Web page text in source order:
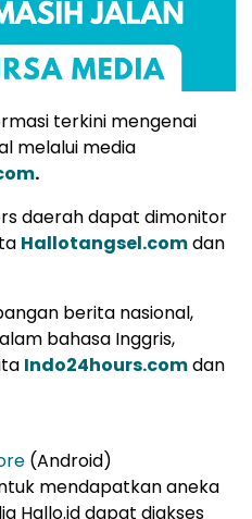
terkini mengenai
melalui media
.
daerah dapat dimonitor
Hallotangsel.comdan
berita nasional,
bahasa Inggris,
Indo24hours.comdan
(Android)
mendapatkan aneka
Hallo.id dapat diakses